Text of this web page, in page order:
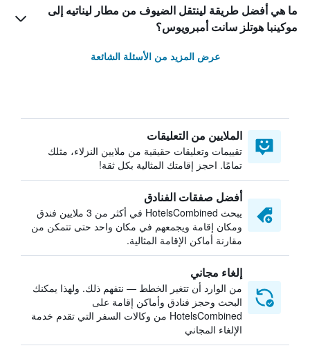
ما هي أفضل طريقة لينتقل الضيوف من مطار ليناتيه إلى
موكينبا هوتلز سانت أمبرويوس؟
عرض المزيد من الأسئلة الشائعة
الملايين من التعليقات
تقييمات وتعليقات حقيقية من ملايين النزلاء، مثلك
تمامًا. احجز إقامتك المثالية بكل ثقة!
أفضل صفقات الفنادق
يبحث HotelsCombined في أكثر من 3 ملايين فندق
ومكان إقامة ويجمعهم في مكان واحد حتى تتمكن من
مقارنة أماكن الإقامة المثالية.
إلغاء مجاني
من الوارد أن تتغير الخطط — نتفهم ذلك. ولهذا يمكنك
البحث وحجز فنادق وأماكن إقامة على
HotelsCombined من وكالات السفر التي تقدم خدمة
الإلغاء المجاني